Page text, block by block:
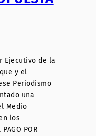
Ejecutivo de la
y el
Periodismo
una
Medio
los
POR